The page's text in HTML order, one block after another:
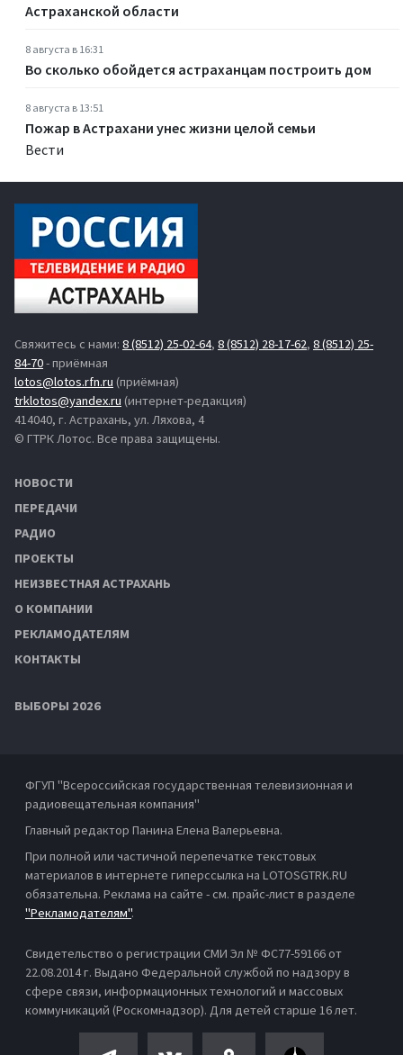
Астраханской области
8 августа в 16:31
Во сколько обойдется астраханцам построить дом
8 августа в 13:51
Пожар в Астрахани унес жизни целой семьи
Вести
Свяжитесь с нами: 8 (8512) 25-02-64, 8 (8512) 28-17-62, 8 (8512) 25-
84-70- приёмная
lotos@lotos.rfn.ru (приёмная)
trklotos@yandex.ru (интернет-редакция)
414040, г. Астрахань, ул. Ляхова, 4
© ГТРК Лотос. Все права защищены.
НОВОСТИ
ПЕРЕДАЧИ
РАДИО
ПРОЕКТЫ
НЕИЗВЕСТНАЯ АСТРАХАНЬ
О КОМПАНИИ
РЕКЛАМОДАТЕЛЯМ
КОНТАКТЫ
ВЫБОРЫ 2026
ФГУП "Всероссийская государственная телевизионная и
радиовещательная компания"
Главный редактор Панина Елена Валерьевна.
При полной или частичной перепечатке текстовых
материалов в интернете гиперссылка на LOTOSGTRK.RU
обязательна. Реклама на сайте - см. прайс-лист в разделе
"Рекламодателям".
Свидетельство о регистрации СМИ Эл № ФС77-59166 от
22.08.2014 г. Выдано Федеральной службой по надзору в
сфере связи, информационных технологий и массовых
коммуникаций (Роскомнадзор). Для детей старше 16 лет.